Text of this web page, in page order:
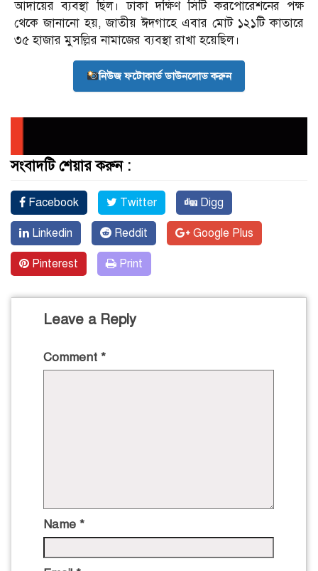
আদায়ের ব্যবস্থা ছিল। ঢাকা দক্ষিণ সিটি করপোরেশনের পক্ষ
থেকে জানানো হয়, জাতীয় ঈদগাহে এবার মোট ১২১টি কাতারে
৩৫ হাজার মুসল্লির নামাজের ব্যবস্থা রাখা হয়েছিল।
নিউজ ফটোকার্ড ডাউনলোড করুন
সংবাদটি শেয়ার করুন :
Facebook Twitter Digg
Linkedin Reddit Google Plus
Pinterest Print
Leave a Reply
Comment *
Name *